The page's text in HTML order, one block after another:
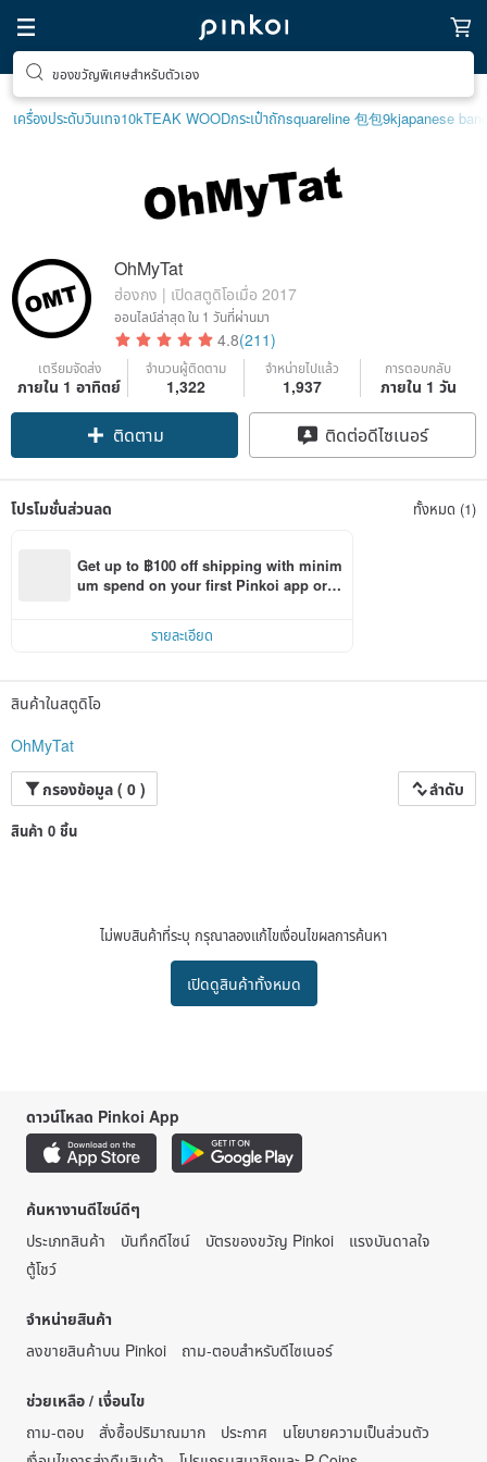
ของขวัญพิเศษสำหรับตัวเอง
เครื่องประดับวินเทจ10kTEAK WOODกระเป๋าถักsquareline 包包9kjapanese
OhMyTat
ฮ่องกง | เปิดสตูดิโอเมื่อ 2017
ออนไลน์ล่าสุดใน 1 วันที่ผ่านมา
4.8(211)
เตรียมจัดส่ง
ภายใน 1 อาทิตย์
จำนวนผู้ติดตาม
1,322
จำหน่ายไปแล้ว
1,937
การตอบกลับ
ภายใน 1 วัน
Claim coupon
ติดตาม
ติดต่อดีไซเนอร์
โปรโมชั่นส่วนลด ทั้งหมด (1)
Get up to ฿100 off shipping with minim
um spend on your first Pinkoi app orde
รายละเอียด
สินค้าในสตูดิโอ
OhMyTat
กรองข้อมูล ( 0 )
ลำดับ
สินค้า 0 ชิ้น
ไม่พบสินค้าที่ระบุ กรุณาลองแก้ไขเงื่อนไขผลการค้นหา
เปิดดูสินค้าทั้งหมด
ดาวน์โหลด Pinkoi App
ค้นหางานดีไซน์ดีๆ
ประเภทสินค้า
บันทึกดีไซน์ บัตรของขวัญ Pinkoi
แรงบันดาลใจ
ตู้โชว์
จำหน่ายสินค้า
ลงขายสินค้าบน Pinkoi
ถาม-ตอบสำหรับดีไซเนอร์
ช่วยเหลือ / เงื่อนไข
ถาม-ตอบ
สั่งซื้อปริมาณมาก ประกาศ
นโยบายความเป็นส่วนตัว